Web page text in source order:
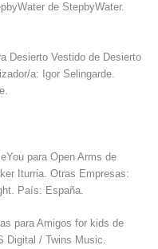
de StepbyWater.
Desierto Vestido de Desierto
a: Igor Selingarde.
para Open Arms de
Iturria. Otras Empresas:
País: España.
para Amigos for kids de
/ Twins Music.